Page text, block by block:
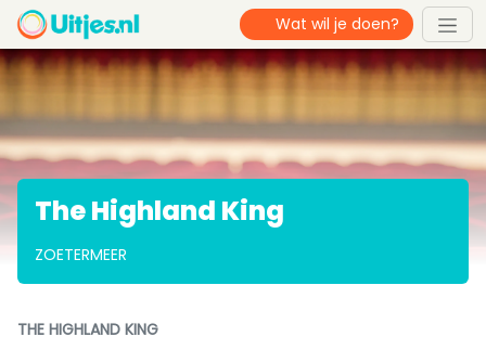
The Highland King
ZOETERMEER
THE HIGHLAND KING